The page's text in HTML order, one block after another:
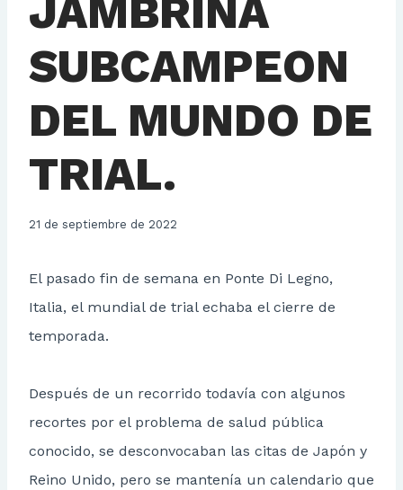
JAMBRINA
SUBCAMPEON
DEL MUNDO DE
TRIAL.
21 de septiembre de 2022
El pasado fin de semana en Ponte Di Legno,
Italia, el mundial de trial echaba el cierre de
temporada.
Después de un recorrido todavía con algunos
recortes por el problema de salud pública
conocido, se desconvocaban las citas de Japón y
Reino Unido, pero se mantenía un calendario que